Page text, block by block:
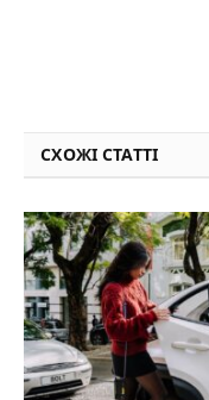
СХОЖІ СТАТТІ